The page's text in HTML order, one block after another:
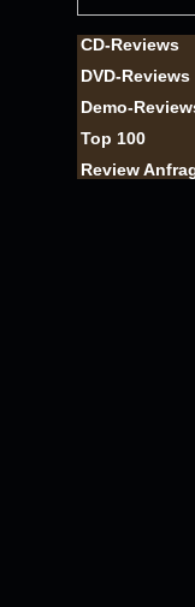
CD-Reviews
DVD-Reviews
Demo-
Top 100
Review